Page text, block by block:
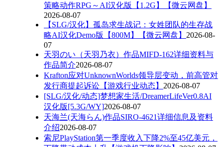
策略动作RPG～AI汉化版【1.2G】【微云网盘】
2026-08-07
【SLG/汉化】孤岛求生战记：女姓团队的生存战
略AI汉化Demo版【800M】【微云网盘】 2026-08-
07
天羽のい（天羽乃衣）作品MIFD-162详细资料与
作品简介2026-08-07
Krafton应对UnknownWorlds领导层变动，前高管对
发行商提起诉讼【游戏行业动态】 2026-08-07
[SLG/汉化/动态]梦想家生活/DreamerLifeVer0.8AI
汉化版[5.3G/WY]2026-08-07
天海兰(天海らん)作品SIRO-4621详细信息及资料
介绍2026-08-07
索尼PlayStation第一季度收入下降2%至45亿美元，